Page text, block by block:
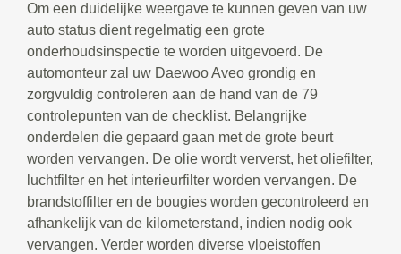
Om een duidelijke weergave te kunnen geven van uw
auto status dient regelmatig een grote
onderhoudsinspectie te worden uitgevoerd. De
automonteur zal uw Daewoo Aveo grondig en
zorgvuldig controleren aan de hand van de 79
controlepunten van de checklist. Belangrijke
onderdelen die gepaard gaan met de grote beurt
worden vervangen. De olie wordt ververst, het oliefilter,
luchtfilter en het interieurfilter worden vervangen. De
brandstoffilter en de bougies worden gecontroleerd en
afhankelijk van de kilometerstand, indien nodig ook
vervangen. Verder worden diverse vloeistoffen